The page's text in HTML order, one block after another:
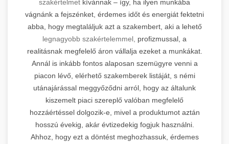
szakértelmet kívánnak – így, ha ilyen munkába
vágnánk a fejszénket, érdemes időt és energiát fektetni
abba, hogy megtaláljuk azt a szakembert, aki a lehető
legnagyobb szakértelemmel, profizmussal, a
realitásnak megfelelő áron vállalja ezeket a munkákat.
Annál is inkább fontos alaposan szemügyre venni a
piacon lévő, elérhető szakemberek listáját, s némi
utánajárással meggyőződni arról, hogy az általunk
kiszemelt piaci szereplő valóban megfelelő
hozzáértéssel dolgozik-e, mivel a produktumot aztán
hosszú évekig, akár évtizedekig fogjuk használni.
Ahhoz, hogy ezt a döntést meghozhassuk, érdemes